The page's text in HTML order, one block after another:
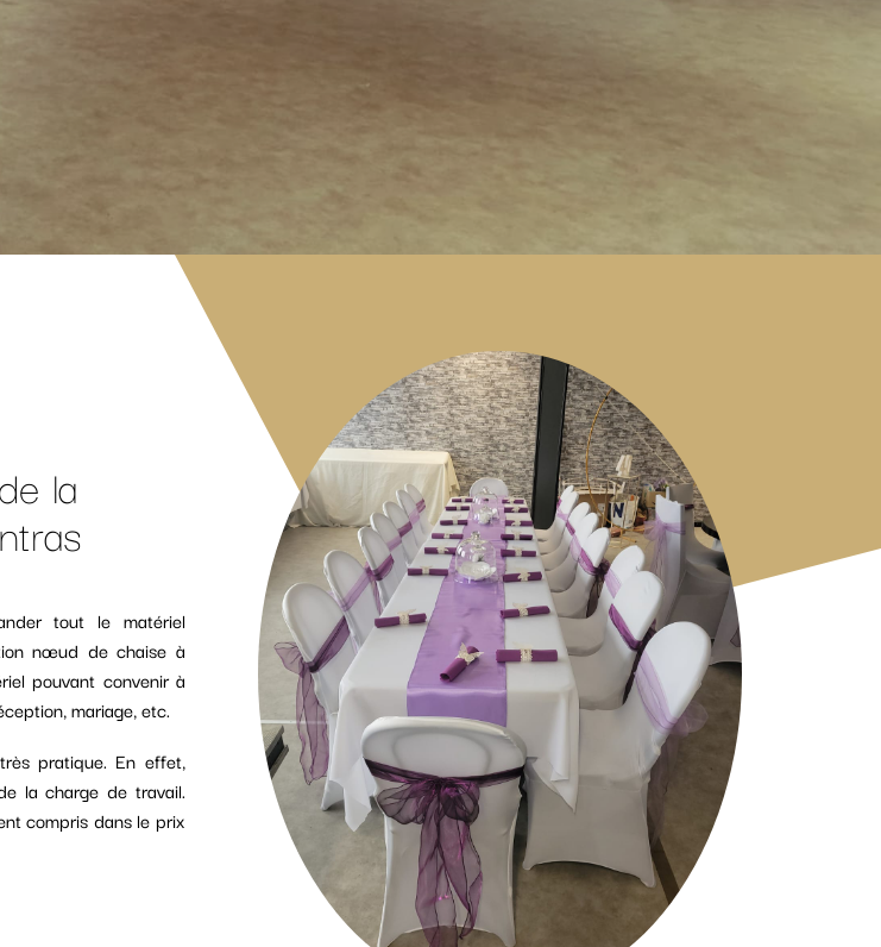
la
tout le matériel
nœud de chaise à
pouvant convenir à
mariage, etc.
pratique. En effet,
la charge de travail.
compris dans le prix